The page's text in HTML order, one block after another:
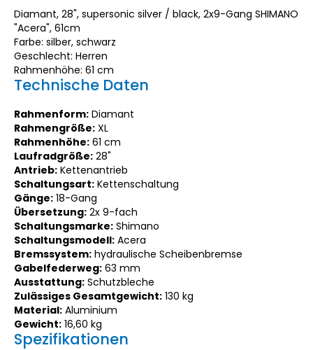
Diamant, 28", supersonic silver / black, 2x9-Gang SHIMANO
"Acera", 61cm
Farbe: silber, schwarz
Geschlecht: Herren
Rahmenhöhe: 61 cm
Technische Daten
Rahmenform: Diamant
Rahmengröße: XL
Rahmenhöhe: 61 cm
Laufradgröße: 28"
Antrieb: Kettenantrieb
Schaltungsart: Kettenschaltung
Gänge: 18-Gang
Übersetzung: 2x 9-fach
Schaltungsmarke: Shimano
Schaltungsmodell: Acera
Bremssystem: hydraulische Scheibenbremse
Gabelfederweg: 63 mm
Ausstattung: Schutzbleche
Zulässiges Gesamtgewicht: 130 kg
Material: Aluminium
Gewicht: 16,60 kg
Spezifikationen